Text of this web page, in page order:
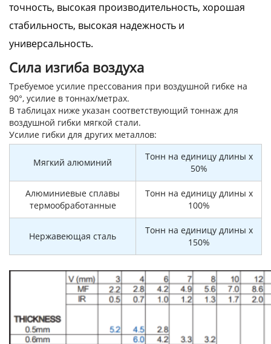
точность, высокая производительность, хорошая
стабильность, высокая надежность и
универсальность.
Сила изгиба воздуха
Требуемое усилие прессования при воздушной гибке на
90°, усилие в тоннах/метрах.
В таблицах ниже указан соответствующий тоннаж для
воздушной гибки мягкой стали.
Усилие гибки для других металлов:
Мягкий алюминий
Тонн на единицу длины x
50%
Алюминиевые сплавы
термообработанные
Тонн на единицу длины x
100%
Нержавеющая сталь
Тонн на единицу длины x
150%